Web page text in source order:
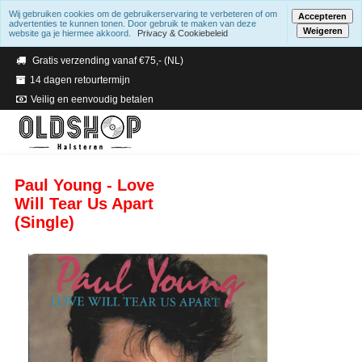
Verzending binnen 2 a 3 werkdagen
Gratis verzending vanaf €75,- (NL)
14 dagen retourtermijn
Veilig en eenvoudig betalen
Paul Young - Love
Will Tear Us Apart
(Single)
Wij gebruiken cookies om de gebruikerservaring te verbeteren of om
advertenties te kunnen tonen. Door gebruik te maken van deze
website ga je hiermee akkoord.
Privacy & Cookiebeleid
Accepteren
Weigeren